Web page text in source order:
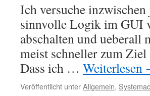
Ich versuche
sinnvolle Logik im GUI
abschalten und
meist schneller zum
Dass ich … Weiterlesen
Veröffentlicht unterAllgemein,